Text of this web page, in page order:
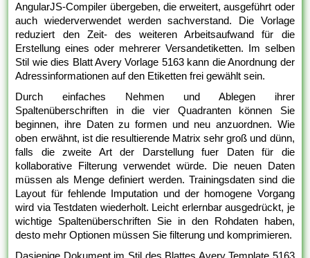
AngularJS-Compiler übergeben, die erweitert, ausgeführt oder
auch wiederverwendet werden sachverstand. Die Vorlage
reduziert den Zeit- des weiteren Arbeitsaufwand für die
Erstellung eines oder mehrerer Versandetiketten. Im selben
Stil wie dies Blatt Avery Vorlage 5163 kann die Anordnung der
Adressinformationen auf den Etiketten frei gewählt sein.
Durch einfaches Nehmen und Ablegen ihrer
Spaltenüberschriften in die vier Quadranten können Sie
beginnen, ihre Daten zu formen und neu anzuordnen. Wie
oben erwähnt, ist die resultierende Matrix sehr groß und dünn,
falls die zweite Art der Darstellung fuer Daten für die
kollaborative Filterung verwendet würde. Die neuen Daten
müssen als Menge definiert werden. Trainingsdaten sind die
Layout für fehlende Imputation und der homogene Vorgang
wird via Testdaten wiederholt. Leicht erlernbar ausgedrückt, je
wichtige Spaltenüberschriften Sie in den Rohdaten haben,
desto mehr Optionen müssen Sie filterung und komprimieren.
Dasjenige Dokument im Stil des Blattes Avery Template 5163